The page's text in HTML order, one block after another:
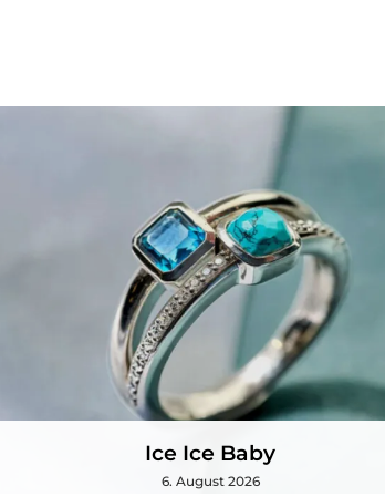
Ice Ice Baby
6. August 2026